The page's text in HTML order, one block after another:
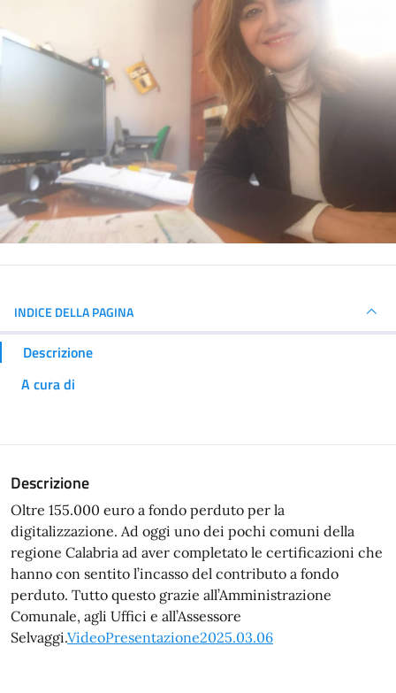
INDICE DELLA PAGINA
Descrizione
A cura di
Descrizione
Oltre 155.000 euro a fondo perduto per la
digitalizzazione. Ad oggi uno dei pochi comuni della
regione Calabria ad aver completato le certificazioni che
hanno con sentito l’incasso del contributo a fondo
perduto. Tutto questo grazie all’Amministrazione
Comunale, agli Uffici e all’Assessore
Selvaggi.VideoPresentazione2025.03.06